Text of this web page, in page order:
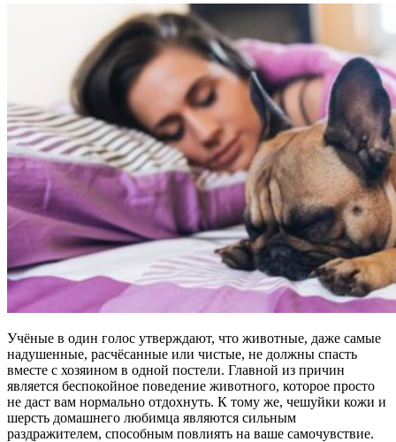
Учёные в один голос утверждают, что животные, даже самые
надушенные, расчёсанные или чистые, не должны спасть
вместе с хозяином в одной постели. Главной из причин
является беспокойное поведение животного, которое просто
не даст вам нормально отдохнуть. К тому же, чешуйки кожи и
шерсть домашнего любимца являются сильным
раздражителем, способным повлиять на ваше самочувствие.